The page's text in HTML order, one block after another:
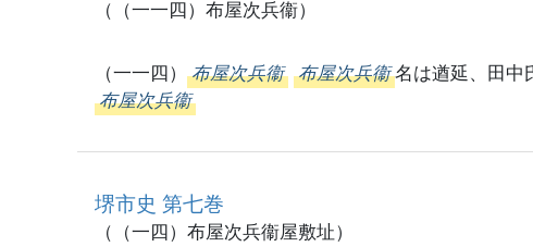
（（一一四）布屋次兵衞）
（一一四） 布屋次兵衞 布屋次兵衞 名は遒延、田
布屋次兵衞
堺市史 第七巻
（（一四）布屋次兵衞屋敷址）